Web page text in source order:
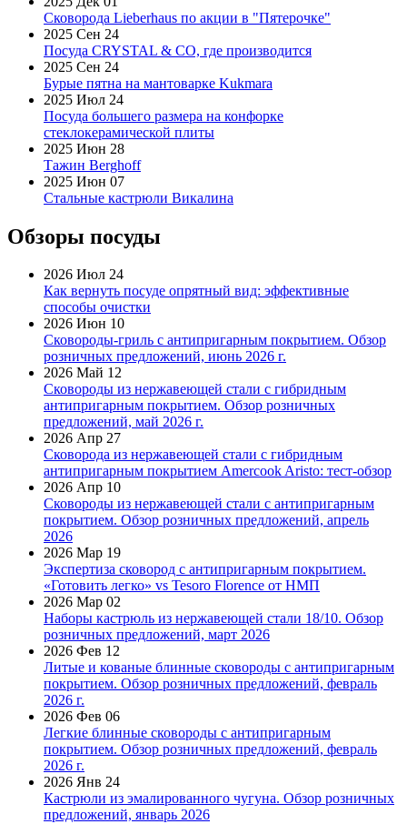
Сковорода Lieberhaus по акции в "Пятерочке"
2025 Сен 24
Посуда CRYSTAL & CO, где производится
2025 Сен 24
Бурые пятна на мантоварке Kukmara
2025 Июл 24
Посуда большего размера на конфорке
стеклокерамической плиты
2025 Июн 28
Тажин Berghoff
2025 Июн 07
Стальные кастрюли Викалина
Обзоры посуды
2026 Июл 24
Как вернуть посуде опрятный вид: эффективные
способы очистки
2026 Июн 10
Сковороды-гриль с антипригарным покрытием. Обзор
розничных предложений, июнь 2026 г.
2026 Май 12
Сковороды из нержавеющей стали с гибридным
антипригарным покрытием. Обзор розничных
предложений, май 2026 г.
2026 Апр 27
Сковорода из нержавеющей стали с гибридным
антипригарным покрытием Amercook Aristo: тест-обзор
2026 Апр 10
Сковороды из нержавеющей стали с антипригарным
покрытием. Обзор розничных предложений, апрель
2026
2026 Мар 19
Экспертиза сковород с антипригарным покрытием.
«Готовить легко» vs Tesoro Florence от НМП
2026 Мар 02
Наборы кастрюль из нержавеющей стали 18/10. Обзор
розничных предложений, март 2026
2026 Фев 12
Литые и кованые блинные сковороды с антипригарным
покрытием. Обзор розничных предложений, февраль
2026 г.
2026 Фев 06
Легкие блинные сковороды с антипригарным
покрытием. Обзор розничных предложений, февраль
2026 г.
2026 Янв 24
Кастрюли из эмалированного чугуна. Обзор розничных
предложений, январь 2026